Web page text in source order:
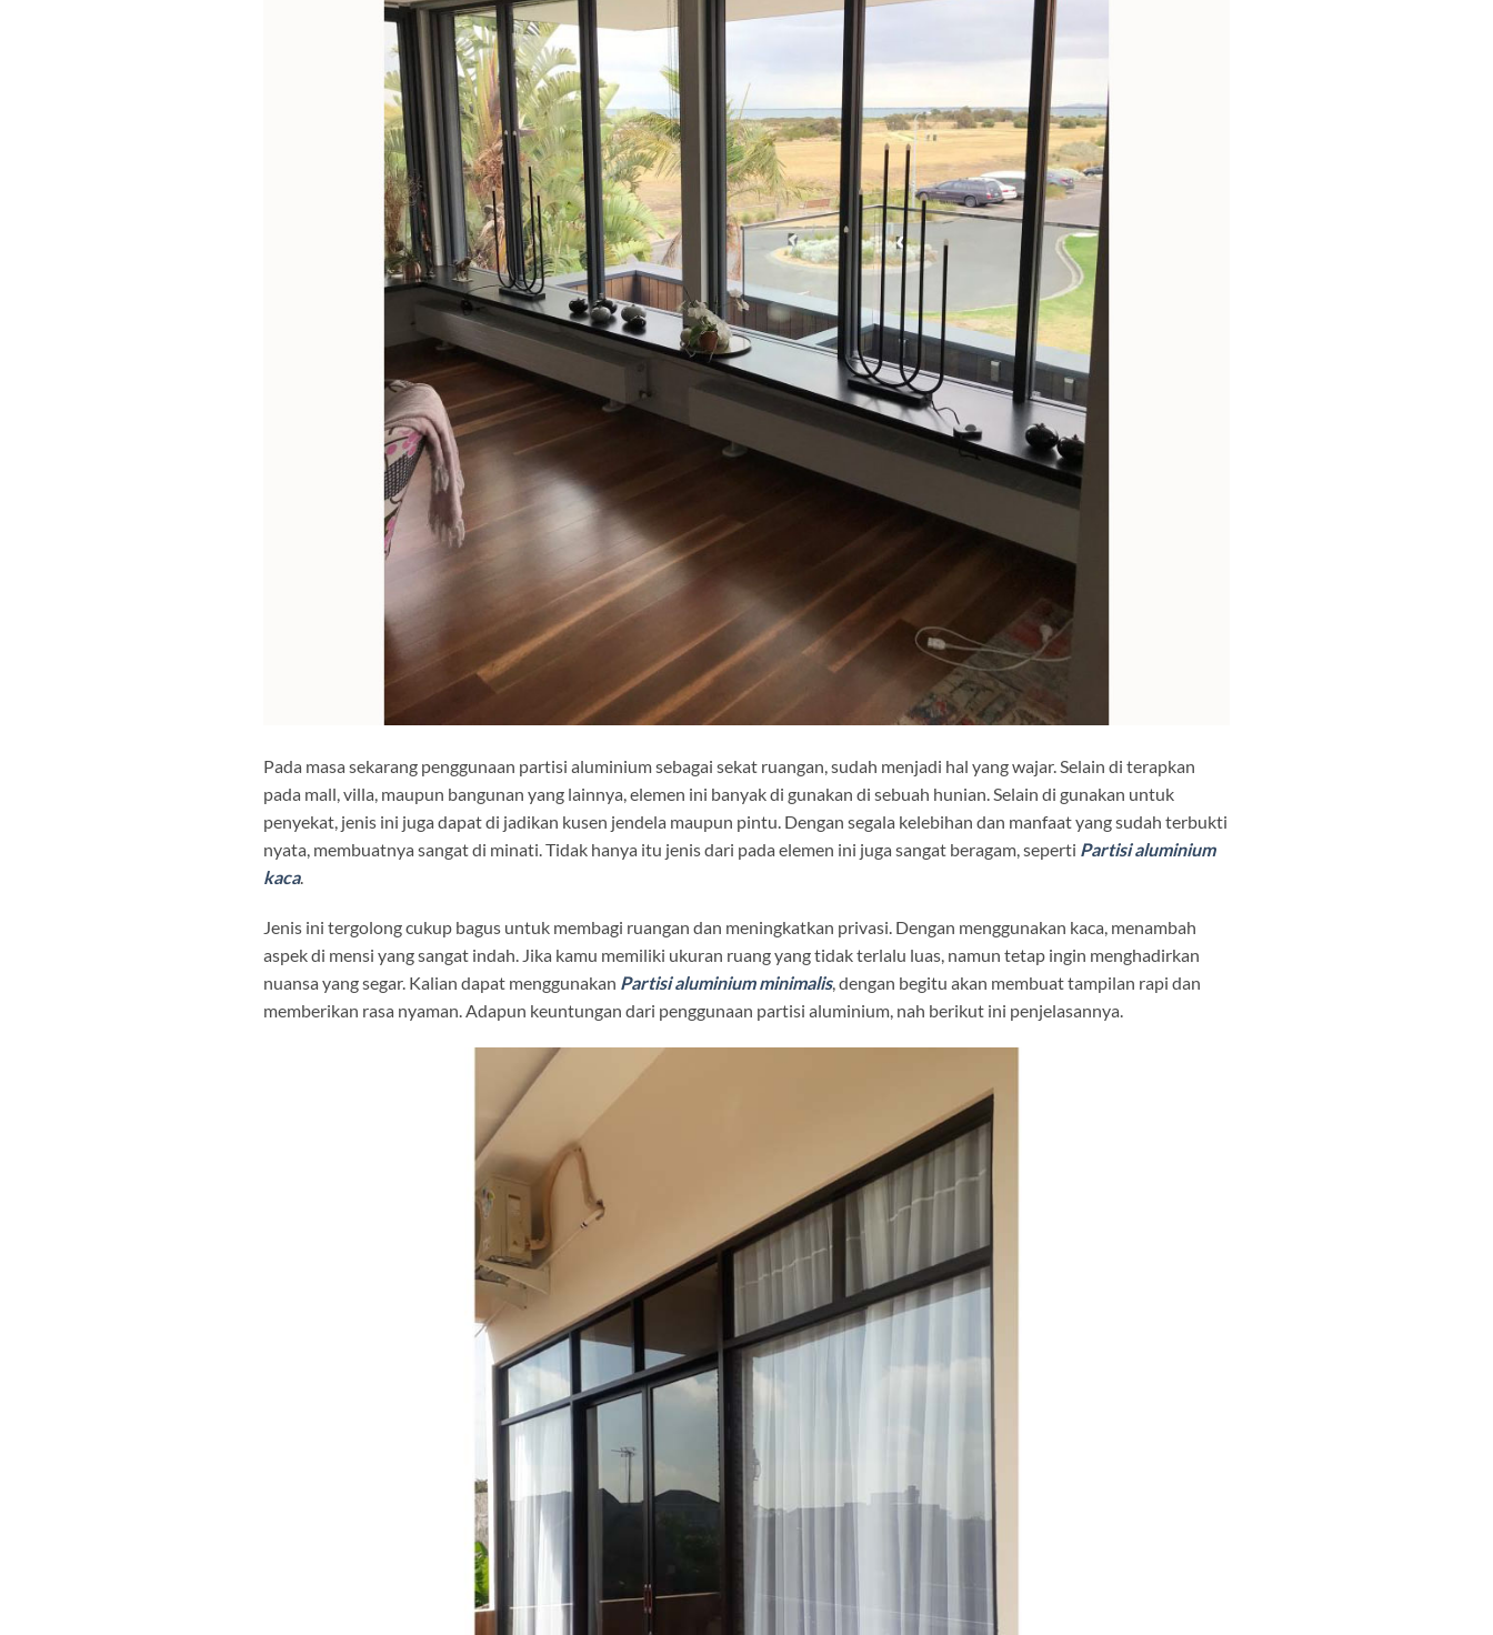
Pada masa sekarang penggunaan partisi aluminium sebagai sekat ruangan, sudah menjadi hal yang wajar. Selain di terapkan
pada mall, villa, maupun bangunan yang lainnya, elemen ini banyak di gunakan di sebuah hunian. Selain di gunakan untuk
penyekat, jenis ini juga dapat di jadikan kusen jendela maupun pintu. Dengan segala kelebihan dan manfaat yang sudah terbukti
nyata, membuatnya sangat di minati. Tidak hanya itu jenis dari pada elemen ini juga sangat beragam, seperti Partisi aluminium
kaca.
Jenis ini tergolong cukup bagus untuk membagi ruangan dan meningkatkan privasi. Dengan menggunakan kaca, menambah
aspek di mensi yang sangat indah. Jika kamu memiliki ukuran ruang yang tidak terlalu luas, namun tetap ingin menghadirkan
nuansa yang segar. Kalian dapat menggunakan Partisi aluminium minimalis, dengan begitu akan membuat tampilan rapi dan
memberikan rasa nyaman. Adapun keuntungan dari penggunaan partisi aluminium, nah berikut ini penjelasannya.